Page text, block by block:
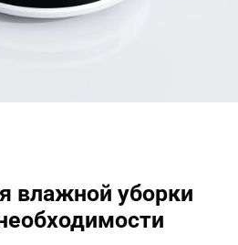
влажной уборки